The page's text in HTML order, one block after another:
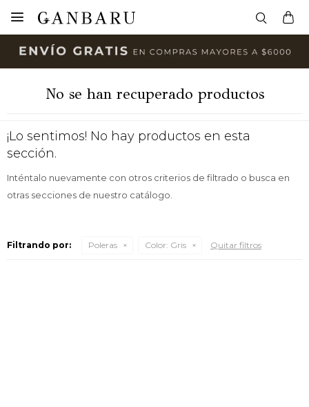

No se han recuperado productos
¡Lo sentimos! No hay productos en esta
sección.
Inténtalo nuevamente con otros criterios de filtrado o busca en
otras secciones de nuestro catálogo.
Filtrando por: Poleras Color: Gris Quitar filtros